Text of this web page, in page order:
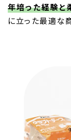
年培った経験
に立った最適な